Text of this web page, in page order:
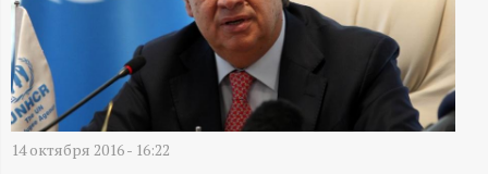
М
А
Й
14 октября 2016 - 16:22